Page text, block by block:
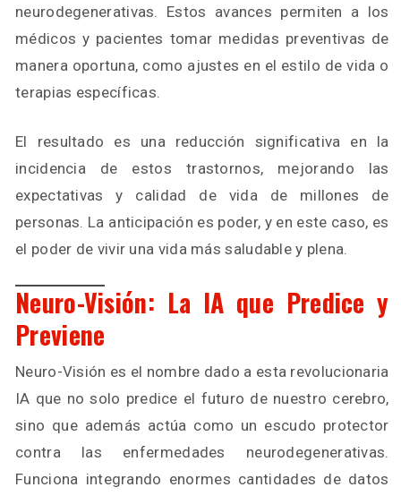
neurodegenerativas. Estos avances permiten a los
médicos y pacientes tomar medidas preventivas de
manera oportuna, como ajustes en el estilo de vida o
terapias específicas.
El resultado es una reducción significativa en la
incidencia de estos trastornos, mejorando las
expectativas y calidad de vida de millones de
personas. La anticipación es poder, y en este caso, es
el poder de vivir una vida más saludable y plena.
Neuro-Visión: La IA que Predice y
Previene
Neuro-Visión es el nombre dado a esta revolucionaria
IA que no solo predice el futuro de nuestro cerebro,
sino que además actúa como un escudo protector
contra las enfermedades neurodegenerativas.
Funciona integrando enormes cantidades de datos